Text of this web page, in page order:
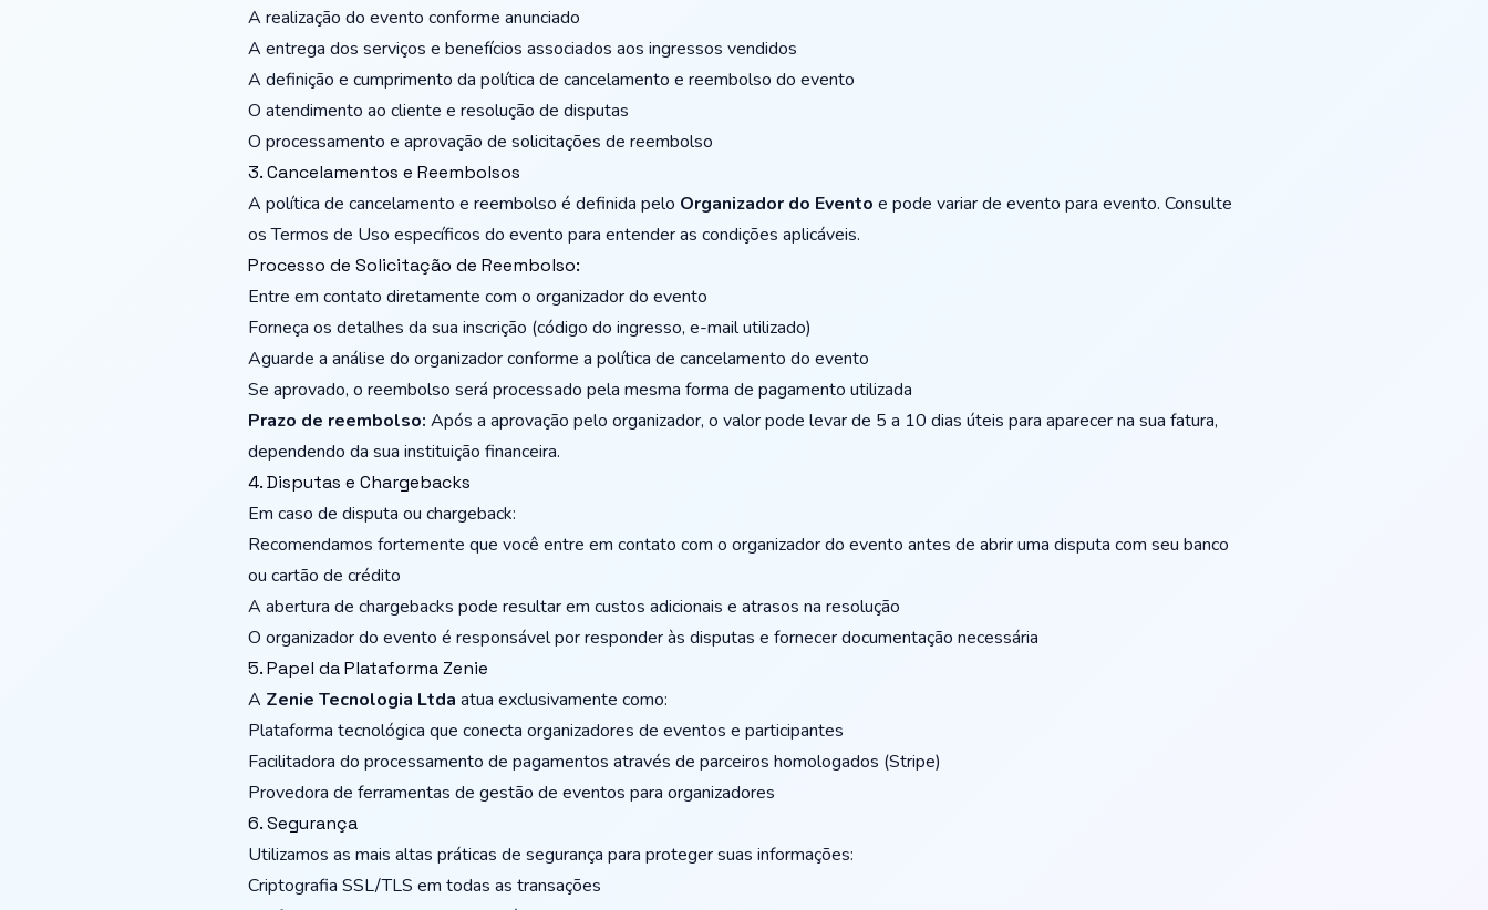
A realização do evento conforme anunciado
A entrega dos serviços e benefícios associados aos ingressos vendidos
A definição e cumprimento da política de cancelamento e reembolso do evento
O atendimento ao cliente e resolução de disputas
O processamento e aprovação de solicitações de reembolso
3. Cancelamentos e Reembolsos
A política de cancelamento e reembolso é definida pelo Organizador do Evento e pode variar de evento para evento. Consulte
os Termos de Uso específicos do evento para entender as condições aplicáveis.
Processo de Solicitação de Reembolso:
Entre em contato diretamente com o organizador do evento
Forneça os detalhes da sua inscrição (código do ingresso, e-mail utilizado)
Aguarde a análise do organizador conforme a política de cancelamento do evento
Se aprovado, o reembolso será processado pela mesma forma de pagamento utilizada
Prazo de reembolso: Após a aprovação pelo organizador, o valor pode levar de 5 a 10 dias úteis para aparecer na sua fatura,
dependendo da sua instituição financeira.
4. Disputas e Chargebacks
Em caso de disputa ou chargeback:
Recomendamos fortemente que você entre em contato com o organizador do evento antes de abrir uma disputa com seu banco
ou cartão de crédito
A abertura de chargebacks pode resultar em custos adicionais e atrasos na resolução
O organizador do evento é responsável por responder às disputas e fornecer documentação necessária
5. Papel da Plataforma Zenie
A Zenie Tecnologia Ltda atua exclusivamente como:
Plataforma tecnológica que conecta organizadores de eventos e participantes
Facilitadora do processamento de pagamentos através de parceiros homologados (Stripe)
Provedora de ferramentas de gestão de eventos para organizadores
6. Segurança
Utilizamos as mais altas práticas de segurança para proteger suas informações:
Criptografia SSL/TLS em todas as transações